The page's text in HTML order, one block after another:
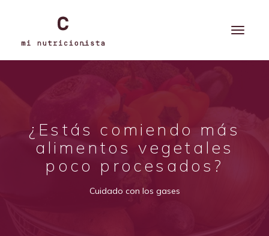
¿Estás comiendo más
alimentos vegetales
poco procesados?
Cuidado con los gases